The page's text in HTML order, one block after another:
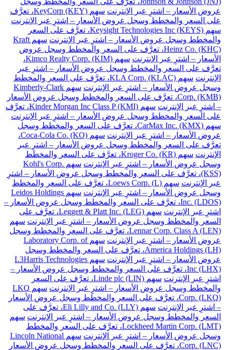
عروض الأسعار – اشترِ عبر الإنترنت
سهم KeyCorp (KEY)، تعرَّف
على السعر والمخطط وسجل عروض الأسعار – اشترِ عبر الإنترنت
سهم Keysight Technologies Inc (KEYS)، تعرَّف على السعر
والمخطط وسجل عروض الأسعار – اشترِ عبر الإنترنت
سهم Kraft
Heinz Co. (KHC)، تعرَّف على السعر والمخطط وسجل عروض
الأسعار – اشترِ عبر الإنترنت
سهم Kimco Realty Corp. (KIM)،
تعرَّف على السعر والمخطط وسجل عروض الأسعار – اشترِ عبر
الإنترنت
سهم KLA Corp. (KLAC)، تعرَّف على السعر والمخطط
وسجل عروض الأسعار – اشترِ عبر الإنترنت
سهم Kimberly-Clark
Corp. (KMB)، تعرَّف على السعر والمخطط وسجل عروض الأسعار
– اشترِ عبر الإنترنت
سهم Kinder Morgan Inc Class P (KMI)، تعرَّف
على السعر والمخطط وسجل عروض الأسعار – اشترِ عبر الإنترنت
سهم CarMax Inc. (KMX)، تعرَّف على السعر والمخطط وسجل
عروض الأسعار – اشترِ عبر الإنترنت
سهم Coca-Cola Co. (KO)،
تعرَّف على السعر والمخطط وسجل عروض الأسعار – اشترِ عبر
الإنترنت
سهم Kroger Co. (KR)، تعرَّف على السعر والمخطط
وسجل عروض الأسعار – اشترِ عبر الإنترنت
سهم Kohl's Corp.
(KSS)، تعرَّف على السعر والمخطط وسجل عروض الأسعار – اشترِ
عبر الإنترنت
سهم Loews Corp. (L)، تعرَّف على السعر والمخطط
وسجل عروض الأسعار – اشترِ عبر الإنترنت
سهم Leidos Holdings
Inc. (LDOS)، تعرَّف على السعر والمخطط وسجل عروض الأسعار –
اشترِ عبر الإنترنت
سهم Leggett & Platt Inc. (LEG)، تعرَّف على
السعر والمخطط وسجل عروض الأسعار – اشترِ عبر الإنترنت سهم
Lennar Corp. Class A (LEN)، تعرَّف على السعر والمخطط وسجل
عروض الأسعار – اشترِ عبر الإنترنت
سهم Laboratory Corp. of
America Holdings (LH)، تعرَّف على السعر والمخطط وسجل
عروض الأسعار – اشترِ عبر الإنترنت
سهم L3Harris Technologies
Inc (LHX)، تعرَّف على السعر والمخطط وسجل عروض الأسعار –
اشترِ عبر الإنترنت
سهم Linde plc (LIN)، تعرَّف على السعر
والمخطط وسجل عروض الأسعار – اشترِ عبر الإنترنت
سهم LKQ
Corp. (LKQ)، تعرَّف على السعر والمخطط وسجل عروض الأسعار
– اشترِ عبر الإنترنت
سهم Eli Lilly and Co. (LLY)، تعرَّف على
السعر والمخطط وسجل عروض الأسعار – اشترِ عبر الإنترنت سهم
Lockheed Martin Corp. (LMT)، تعرَّف على السعر والمخطط
وسجل عروض الأسعار – اشترِ عبر الإنترنت
سهم Lincoln National
Corp. (LNC)، تعرَّف على السعر والمخطط وسجل عروض الأسعار